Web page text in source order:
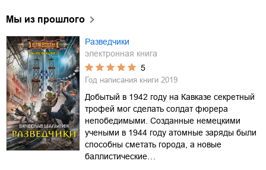
Мы из прошлого
Разведчики
электронная книга
5
Год написания книги 2019
Добытый в 1942 году на Кавказе секретный
трофей мог сделать солдат фюрера
непобедимыми. Созданные немецкими
учеными в 1944 году атомные заряды были
способны сметать города, а новые
баллистические…